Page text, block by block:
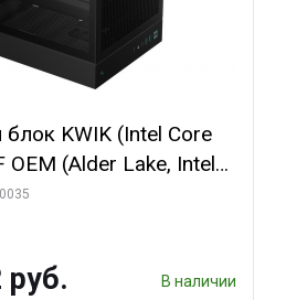
KWIK (Intel Core
OEM (Alder Lake, Intel
6PC// 64 ГБ ОЗУ/ Ninja
руб. В наличии